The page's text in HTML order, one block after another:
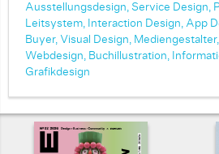
Ausstellungsdesign, Service Design,
Leitsystem, Interaction Design, App
Buyer, Visual Design, Mediengestalter,
Webdesign, Buchillustration,
Grafikdesign